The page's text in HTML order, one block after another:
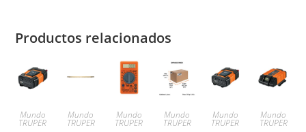
Productos relacionados
Mundo
TRUPER
Mundo
TRUPER
Mundo
TRUPER
Mundo
TRUPER
Mundo
TRUPER
Mundo
TRUPER